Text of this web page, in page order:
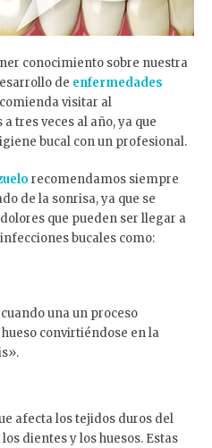
conocimiento sobre nuestra
de enfermedades
visitar al
tres veces al año, ya que
bucal con un profesional.
recomendamos siempre
de la sonrisa, ya que se
que pueden ser llegar a
bucales como:
una un proceso
convirtiéndose en la
afecta los tejidos duros del
dientes y los huesos. Estas